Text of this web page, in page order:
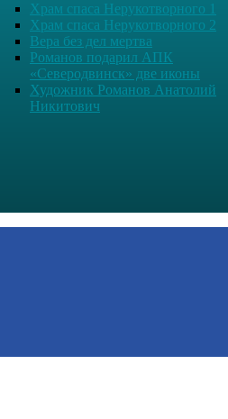
Храм спаса Нерукотворного 1
Храм спаса Нерукотворного 2
Вера без дел мертва
Романов подарил АПК
«Северодвинск» две иконы
Художник Романов Анатолий
Никитович